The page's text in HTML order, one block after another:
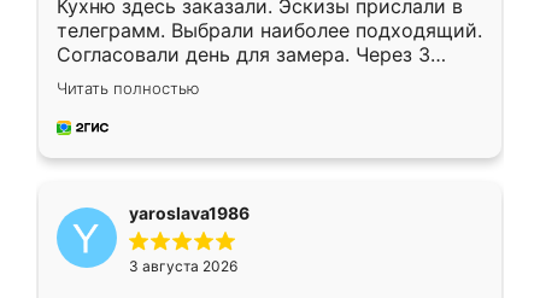
Кухню здесь заказали. Эскизы прислали в
телеграмм. Выбрали наиболее подходящий.
Согласовали день для замера. Через 3
недели кухня была уже готова. Остались
довольны работой. Спасибо Ренессанс
мебель за качественную работу!
Читать полностью
yaroslava1986
3 августа 2026